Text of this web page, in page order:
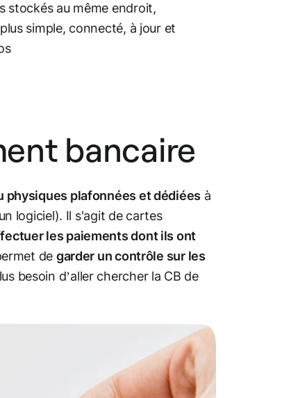
stockés au même endroit,
simple, connecté, à jour et
bancaire
physiques plafonnées et dédiées à
logiciel). Il s'agit de cartes
les paiements dont ils ont
de garder un contrôle sur les
besoin d’aller chercher la CB de